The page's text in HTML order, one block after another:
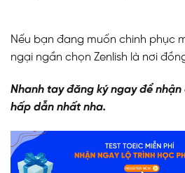
Nếu bạn đang muốn chinh phục
ngại ngần chọn Zenlish là nơi
Nhanh tay đăng ký ngay để
hấp dẫn nhất nha.